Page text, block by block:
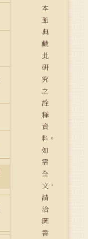
本
館
典
藏
此
研
究
之
詮
釋
資
料。
如
需
全
文，
請
洽
圖
書